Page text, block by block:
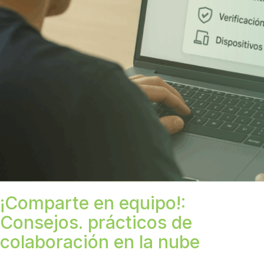
¡Comparte en equipo!:
Consejos. prácticos de
colaboración en la nube